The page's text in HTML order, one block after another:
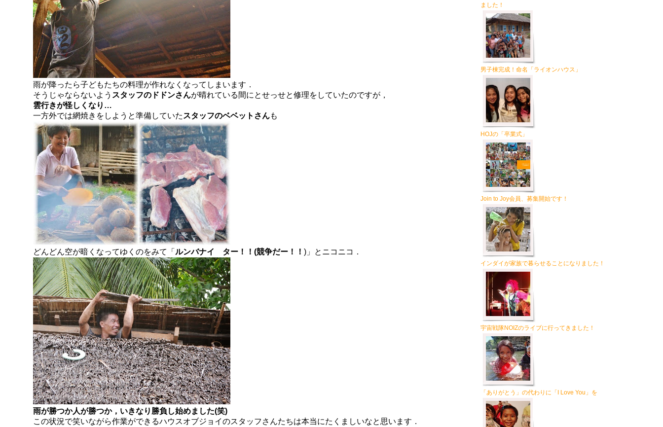
雨が降ったら子どもたちの料理が作れなくなってしまいます．
そうじゃならないよう スタッフのドドンさんが晴れている間にとせっせと修理をしていたのですが，
雲行きが怪しくなり…
一方外では網焼き をしようと準備していた スタッフのベベットさんも
どんどん空が暗くなってゆくのをみて「 ルンバナイ ター！！(競争だー！！)」とニコニコ．
雨が勝つか人が勝つか，いきなり勝負し始めました(笑)
この状況で笑いながら作業ができるハウスオブジョイのスタッフさんたちは本当にたくましいなと思います．
ました！
男子棟完成！命名「ライオンハウス」
HOJの「卒業式」
Join to Joy会員、募集開始です！
インダイが家族で暮らせることになりました！
宇宙戦隊NOIZのライブに行ってきました！
「ありがとう」の代わりに「I Love You」を